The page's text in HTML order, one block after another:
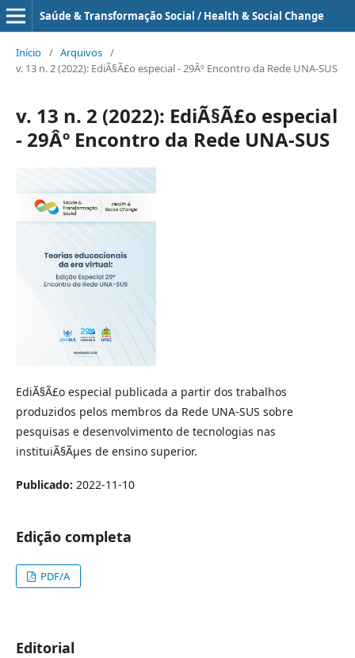
Saúde & Transformação Social / Health & Social Change
Início / Arquivos /
v. 13 n. 2 (2022): EdiÃ§Ã£o especial - 29Âº Encontro da Rede UNA-SUS
v. 13 n. 2 (2022): EdiÃ§Ã£o especial
- 29Âº Encontro da Rede UNA-SUS
EdiÃ§Ã£o especial publicada a partir dos trabalhos
produzidos pelos membros da Rede UNA-SUS sobre
pesquisas e desenvolvimento de tecnologias nas
instituiÃ§Ãµes de ensino superior.
Publicado: 2022-11-10
Edição completa
PDF/A
Editorial